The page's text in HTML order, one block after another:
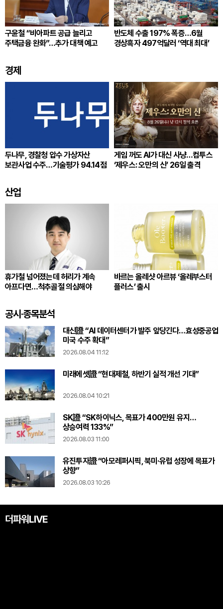
구윤철 “비아파트 공급 늘리고
주택금융 완화”…추가 대책 예고
반도체 수출 197% 폭증…6월
경상흑자 497억달러 ‘역대 최대’
경제
두나무, 경찰청 압수 가상자산
보관사업 수주…기술평가 94.14점
게임 꺼도 AI가 대신 사냥…컴투스
‘제우스: 오만의 신’ 26일 출격
산업
휴가철 넘어졌는데 허리가 계속
아프다면…척추골절 의심해야
바르는 올레샷 아르뷰 ‘올레부스터
플러스’ 출시
공시·종목분석
대신證 “AI 데이터센터가 발주 앞당긴다…효성중공업
미국 수주 확대”
2026.08.04 11:12
미래에셋證 “현대제철, 하반기 실적 개선 기대”
2026.08.04 10:21
SK證 “SK하이닉스, 목표가 400만원 유지…
상승여력 133%”
2026.08.03 11:00
유진투자證 “아모레퍼시픽, 북미·유럽 성장에 목표가
상향”
2026.08.03 10:26
더파워LIVE